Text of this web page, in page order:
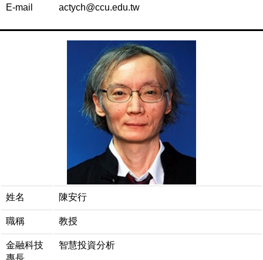
E-mail actych@ccu.edu.tw
姓名 陳安行
職稱 教授
金融科技
專長
智慧投資分析